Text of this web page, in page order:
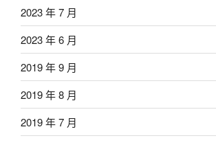
2023 年 7 月
2023 年 6 月
2019 年 9 月
2019 年 8 月
2019 年 7 月